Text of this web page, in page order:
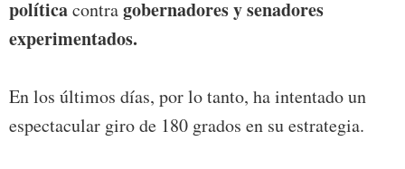
políticacontragobernadores y senadores
experimentados.
En los últimos días, por lo tanto, ha intentado un
espectacular giro de 180 grados en su estrategia.